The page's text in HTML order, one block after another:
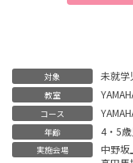
対象 未就学
教室
コース
年齢 4・5
実施会場 中野坂